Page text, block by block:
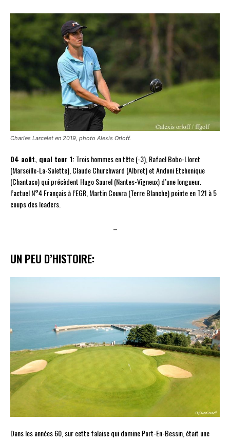
Charles Larcelet en 2019, photo Alexis Orloff.
04 août, qual tour 1:Trois hommes en tête (-3), Rafael Bobo-Lloret
(Marseille-La-Salette), Claude Churchward (Albret) et Andoni Etchenique
(Chantaco) qui précèdent Hugo Saurel (Nantes-Vigneux) d’une longueur.
l’actuel N°4 Français à l’EGR, Martin Couvra (Terre Blanche) pointe en T21 à 5
coups des leaders.
–
UN PEU D’HISTOIRE:
Dans les années 60, sur cette falaise qui domine Port-En-Bessin, était une